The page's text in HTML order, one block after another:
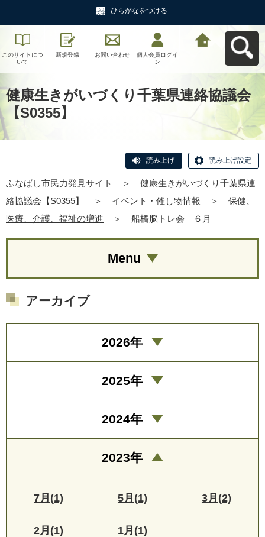
ひらがなをつける
このサイトにつ
いて
新規登録 お問い合わせ
個人会員ログイ
ン
健康生きがいづくり千葉県連絡協議会
【S0355】
読み上げ 読み上げ設定
ふなばし市民力発見サイト ＞
健康生きがいづくり千葉県連
絡協議会【S0355】
＞ イベント・催し物情報 ＞
保健、
医療、介護、福祉の増進
＞ 船橋脳トレ会 ６月
Menu
アーカイブ
2026年
2025年
2024年
2023年
7月(1) 5月(1) 3月(2)
2月(1) 1月(1)